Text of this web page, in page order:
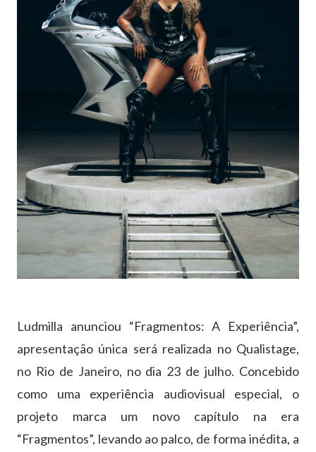
Ludmilla anunciou “Fragmentos: A Experiência”,
apresentação única será realizada no Qualistage,
no Rio de Janeiro, no dia 23 de julho. Concebido
como uma experiência audiovisual especial, o
projeto marca um novo capítulo na era
“Fragmentos”, levando ao palco, de forma inédita, a